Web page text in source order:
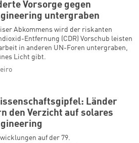
Vorsorge gegen
untergraben
Abkommens wird der riskanten
Entfernung (CDR) Vorschub leisten
in anderen UN-Foren untergraben,
Licht gibt.
Länder
den Verzicht auf solares
auf der 79.